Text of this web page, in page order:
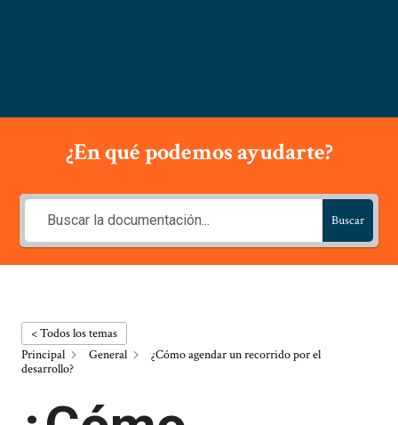
¿En qué podemos ayudarte?
Buscar
< Todos los temas
Principal
General
¿Cómo agendar un recorrido por el
desarrollo?